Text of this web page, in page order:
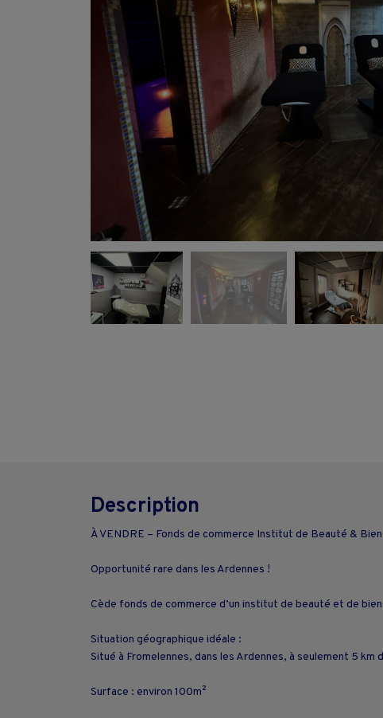
Description
À VENDRE – Fonds de commerce Institut de Beauté &
Opportunité rare dans les Ardennes !
Cède fonds de commerce d’un institut de beauté et de
Situation géographique idéale :
Situé à Fromelennes, dans les Ardennes, à seulement 5
Surface : environ 100m²